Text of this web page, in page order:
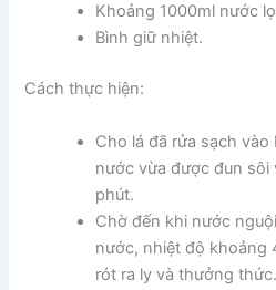
Khoảng 1000ml nước
Bình giữ nhiệt.
Cách thực hiện:
Cho lá đã rửa sạch
nước vừa được đun
phút.
Chờ đến khi nước
nước, nhiệt độ khoảng
rót ra ly và thưởng